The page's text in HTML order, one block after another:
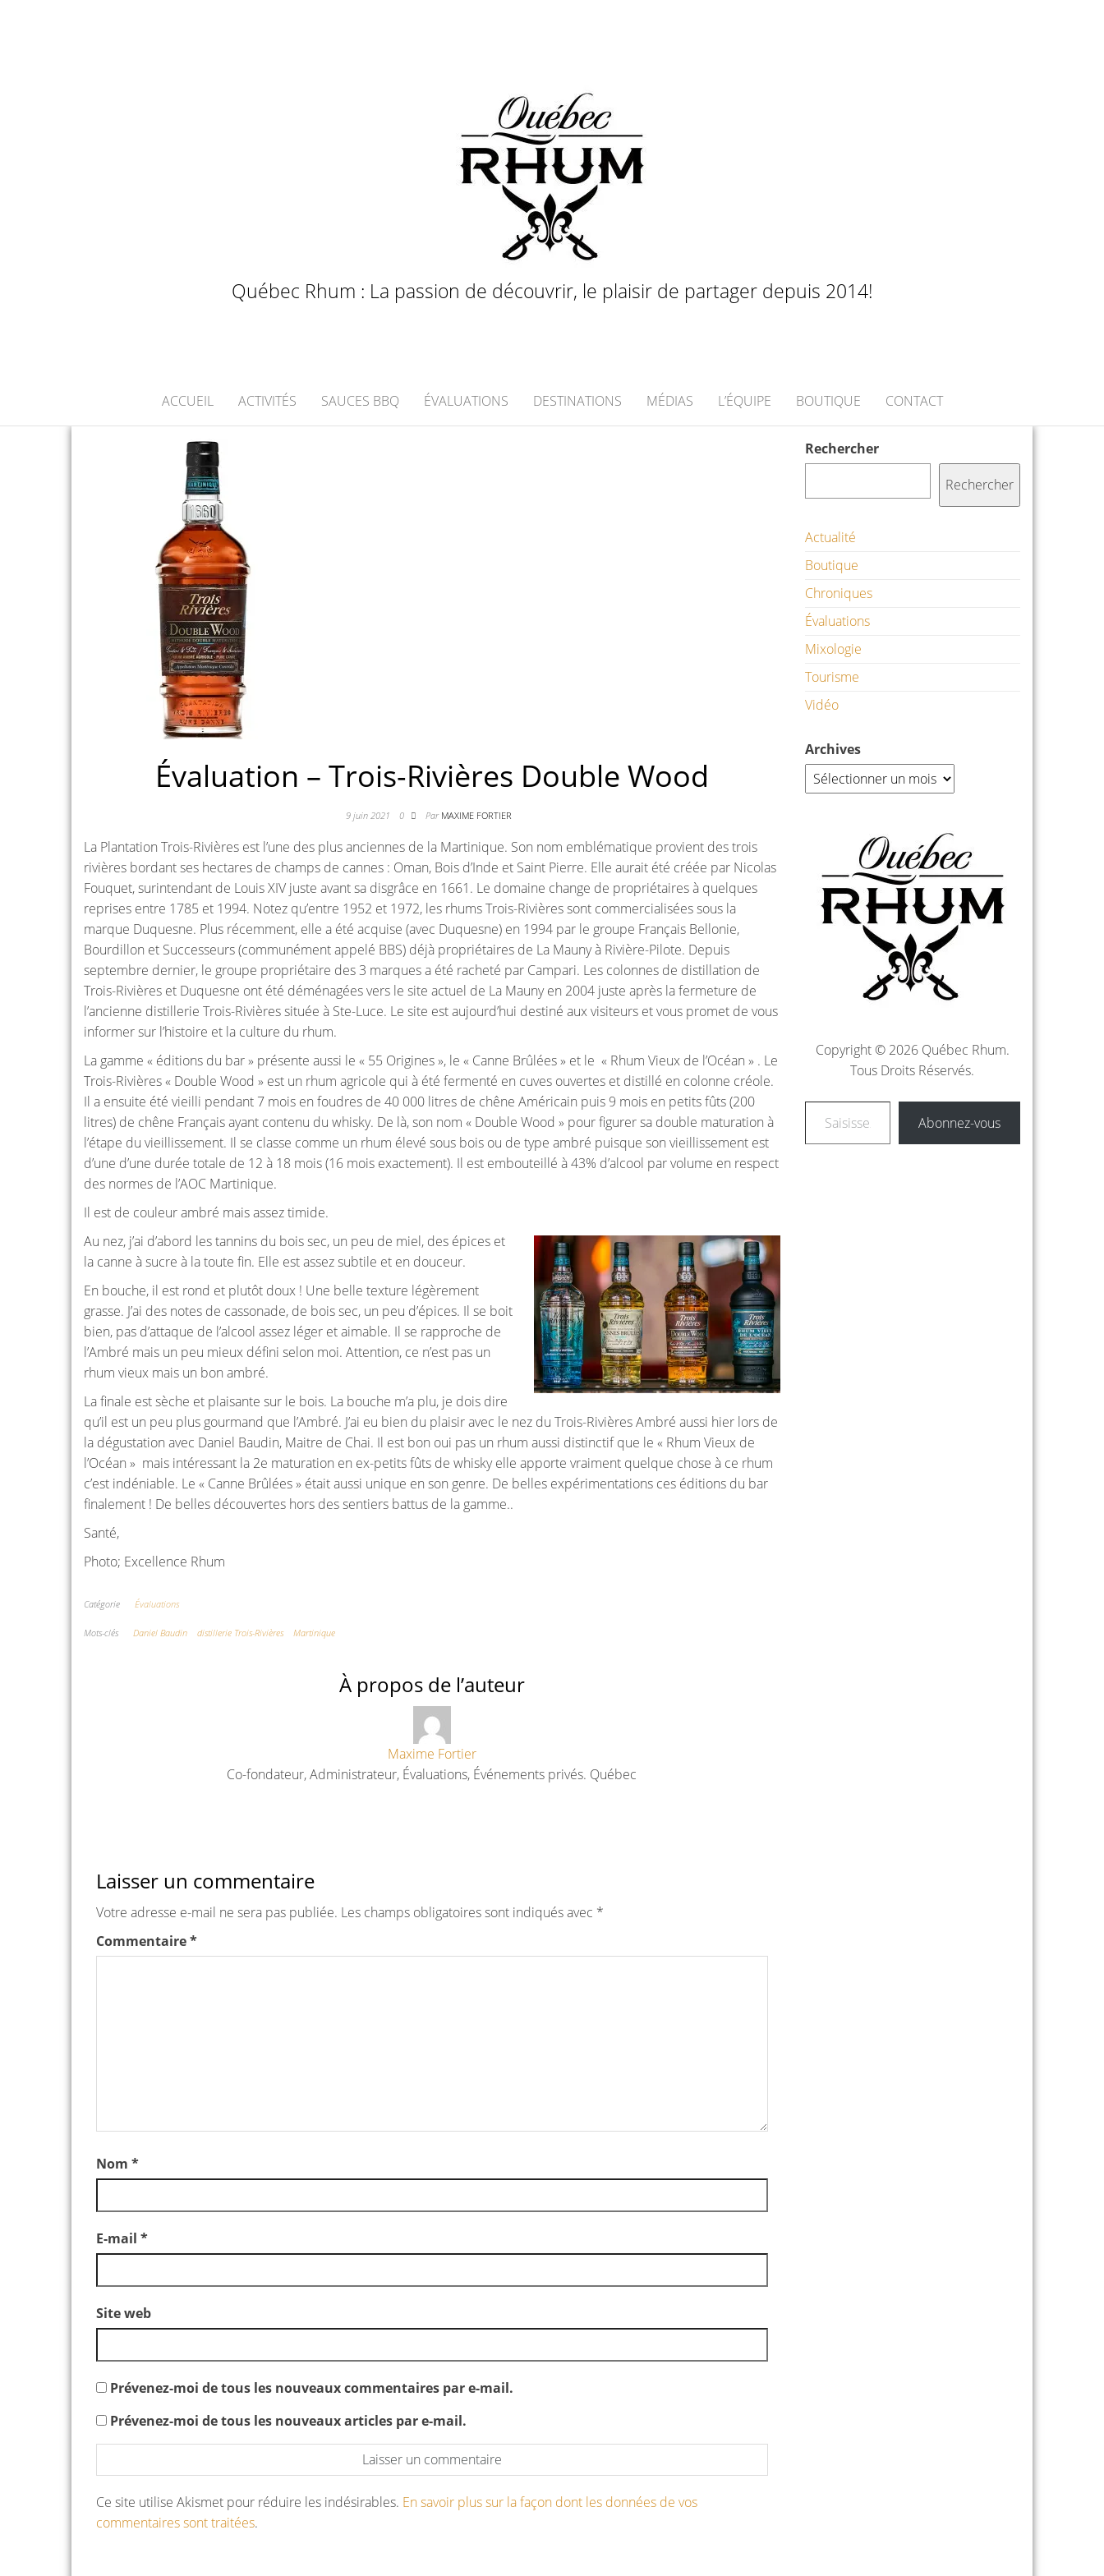
Québec Rhum : La passion de découvrir, le plaisir de partager depuis 2014!
ACCUEIL ACTIVITÉS SAUCES BBQ ÉVALUATIONS DESTINATIONS MÉDIAS L’ÉQUIPE BOUTIQUE CONTACT
Évaluation – Trois-Rivières Double Wood
9 juin 2021 0 Par MAXIME FORTIER
La Plantation Trois-Rivières est l’une des plus anciennes de la Martinique. Son nom emblématique provient des trois
rivières bordant ses hectares de champs de cannes : Oman, Bois d’Inde et Saint Pierre. Elle aurait été créée par Nicolas
Fouquet, surintendant de Louis XIV juste avant sa disgrâce en 1661. Le domaine change de propriétaires à quelques
reprises entre 1785 et 1994. Notez qu’entre 1952 et 1972, les rhums Trois-Rivières sont commercialisées sous la
marque Duquesne. Plus récemment, elle a été acquise (avec Duquesne) en 1994 par le groupe Français Bellonie,
Bourdillon et Successeurs (communément appelé BBS) déjà propriétaires de La Mauny à Rivière-Pilote. Depuis
septembre dernier, le groupe propriétaire des 3 marques a été racheté par Campari. Les colonnes de distillation de
Trois-Rivières et Duquesne ont été déménagées vers le site actuel de La Mauny en 2004 juste après la fermeture de
l’ancienne distillerie Trois-Rivières située à Ste-Luce. Le site est aujourd’hui destiné aux visiteurs et vous promet de vous
informer sur l’histoire et la culture du rhum.
La gamme « éditions du bar » présente aussi le « 55 Origines », le « Canne Brûlées » et le « Rhum Vieux de l’Océan » . Le
Trois-Rivières « Double Wood » est un rhum agricole qui à été fermenté en cuves ouvertes et distillé en colonne créole.
Il a ensuite été vieilli pendant 7 mois en foudres de 40 000 litres de chêne Américain puis 9 mois en petits fûts (200
litres) de chêne Français ayant contenu du whisky. De là, son nom « Double Wood » pour figurer sa double maturation à
l’étape du vieillissement. Il se classe comme un rhum élevé sous bois ou de type ambré puisque son vieillissement est
d’une d’une durée totale de 12 à 18 mois (16 mois exactement). Il est embouteillé à 43% d’alcool par volume en respect
des normes de l’AOC Martinique.
Il est de couleur ambré mais assez timide.
Au nez, j’ai d’abord les tannins du bois sec, un peu de miel, des épices et
la canne à sucre à la toute fin. Elle est assez subtile et en douceur.
En bouche, il est rond et plutôt doux ! Une belle texture légèrement
grasse. J’ai des notes de cassonade, de bois sec, un peu d’épices. Il se boit
bien, pas d’attaque de l’alcool assez léger et aimable. Il se rapproche de
l’Ambré mais un peu mieux défini selon moi. Attention, ce n’est pas un
rhum vieux mais un bon ambré.
La finale est sèche et plaisante sur le bois. La bouche m’a plu, je dois dire
qu’il est un peu plus gourmand que l’Ambré. J’ai eu bien du plaisir avec le nez du Trois-Rivières Ambré aussi hier lors de
la dégustation avec Daniel Baudin, Maitre de Chai. Il est bon oui pas un rhum aussi distinctif que le « Rhum Vieux de
l’Océan » mais intéressant la 2e maturation en ex-petits fûts de whisky elle apporte vraiment quelque chose à ce rhum
c’est indéniable. Le « Canne Brûlées » était aussi unique en son genre. De belles expérimentations ces éditions du bar
finalement ! De belles découvertes hors des sentiers battus de la gamme..
Santé,
Photo; Excellence Rhum
Catégorie Évaluations
Mots-clés Daniel Baudin distillerie Trois-Rivières Martinique
À propos de l’auteur
Maxime Fortier
Co-fondateur, Administrateur, Évaluations, Événements privés. Québec
Laisser un commentaire
Votre adresse e-mail ne sera pas publiée. Les champs obligatoires sont indiqués avec *
Commentaire*
Nom *
E-mail *
Site web
Prévenez-moi de tous les nouveaux commentaires par e-mail.
Prévenez-moi de tous les nouveaux articles par e-mail.
Ce site utilise Akismet pour réduire les indésirables. En savoir plus sur la façon dont les données de vos
commentaires sont traitées.
Rechercher
Rechercher
Actualité
Boutique
Chroniques
Évaluations
Mixologie
Tourisme
Vidéo
Archives
Copyright © 2026 Québec Rhum.
Tous Droits Réservés.
Abonnez-vous